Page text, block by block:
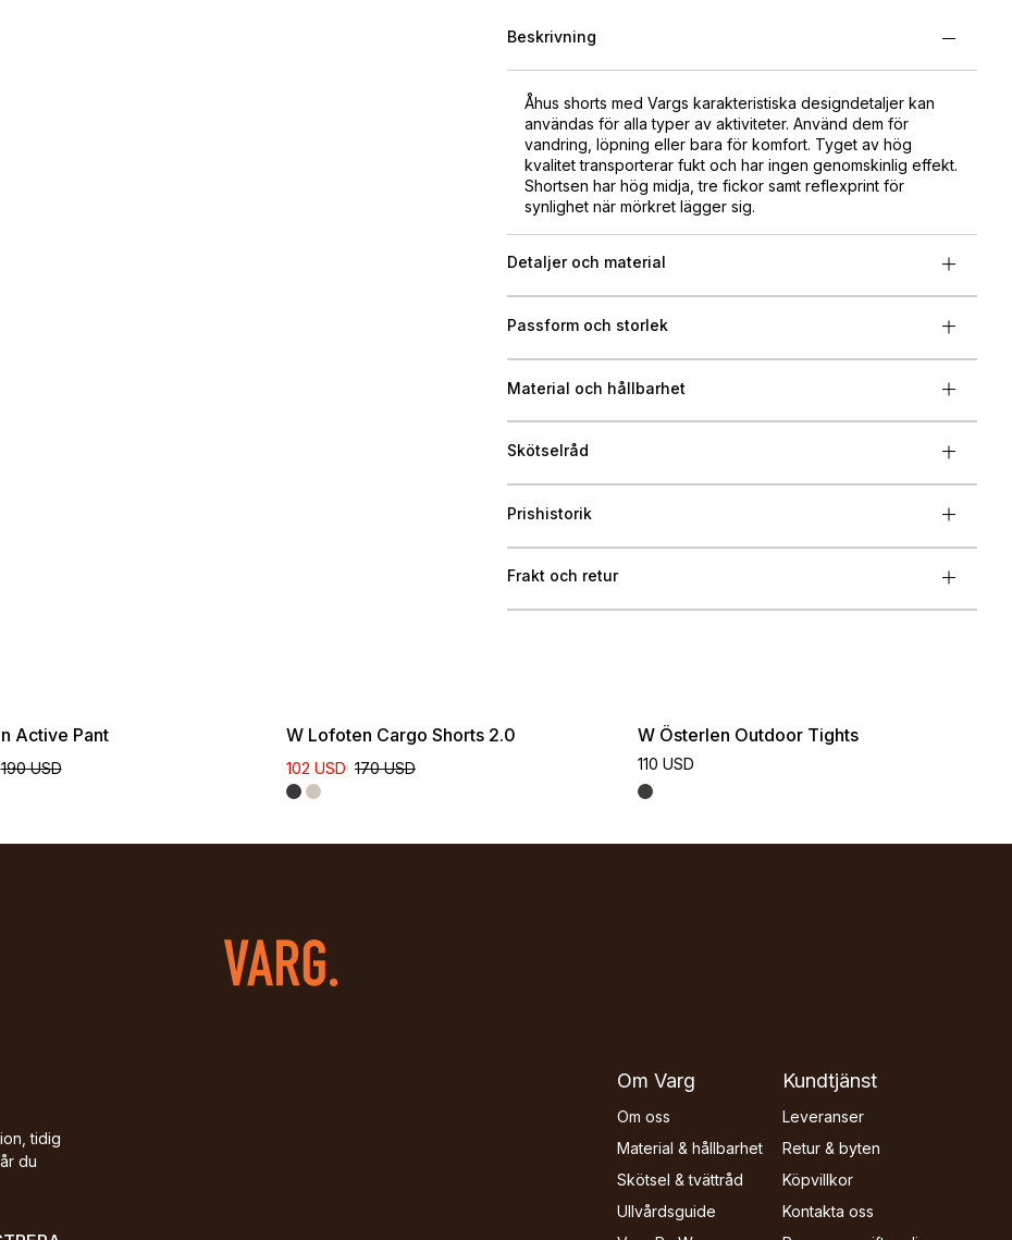
Beskrivning
Åhus shorts med Vargs karakteristiska designdetaljer kan
användas för alla typer av aktiviteter. Använd dem för
vandring, löpning eller bara för komfort. Tyget av hög
kvalitet transporterar fukt och har ingen genomskinlig effekt.
Shortsen har hög midja, tre fickor samt reflexprint för
synlighet när mörkret lägger sig.
Detaljer och material
Passform och storlek
Material och hållbarhet
Skötselråd
Prishistorik
Frakt och retur
Active Pant
190 USD
W Lofoten Cargo Shorts 2.0
102 USD 170 USD
W Österlen Outdoor Tights
110 USD
tidig
du
Om Varg
Om oss
Material & hållbarhet
Skötsel & tvättråd
Ullvårdsguide
Kundtjänst
Leveranser
Retur & byten
Köpvillkor
Kontakta oss